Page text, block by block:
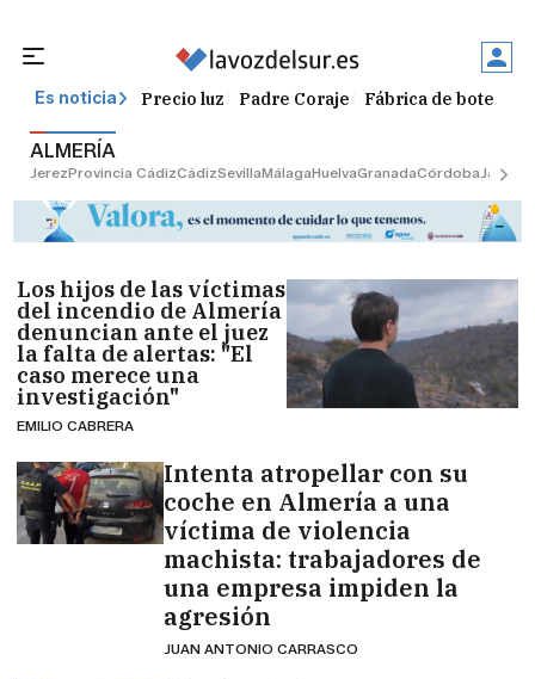
Es noticia Precio luz Padre Coraje Fábrica de botellas
ALMERÍA
JerezProvincia CádizCádizSevillaMálagaHuelvaGranadaCórdobaJaén
Los hijos de las víctimas
del incendio de Almería
denuncian ante el juez
la falta de alertas: "El
caso merece una
investigación"
EMILIO CABRERA
Intenta atropellar con su
coche en Almería a una
víctima de violencia
machista: trabajadores de
una empresa impiden la
agresión
JUAN ANTONIO CARRASCO